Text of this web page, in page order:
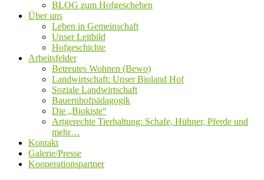
BLOG zum Hofgeschehen
Über uns
Leben in Gemeinschaft
Unser Leitbild
Hofgeschichte
Arbeitsfelder
Betreutes Wohnen (Bewo)
Landwirtschaft: Unser Bioland Hof
Soziale Landwirtschaft
Bauernhofpädagogik
Die „Biokiste“
Artgerechte Tierhaltung: Schafe, Hühner, Pferde und
mehr…
Kontakt
Galerie/Presse
Kooperationspartner